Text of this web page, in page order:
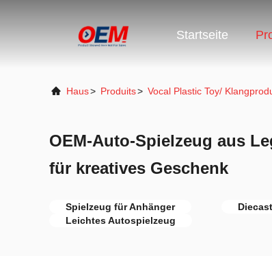
Startseite
Haus> Produits> Vocal Plastic Toy/
OEM-Auto-Spielzeug aus
für kreatives Geschenk
Spielzeug für Anhänger
Leichtes Autospielzeug